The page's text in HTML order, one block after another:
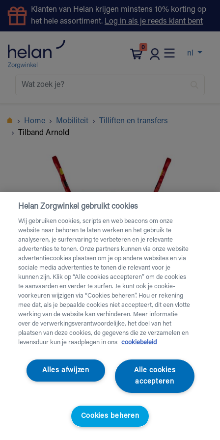
Klanten van Helan krijgen minstens 10% korting op
het hele assortiment. Log in als je reeds klant bent
0
nl
Home Mobiliteit
Tilliften en transfers
Tilband Arnold
Rebotec
Tilband Arnold
REBOTEC Tilband Arnold met toiletuitsparing
Helan Zorgwinkel gebruikt cookies
Wij gebruiken cookies, scripts en web beacons om onze
website naar behoren te laten werken en het gebruik te
analyseren, je surfervaring te verbeteren en je relevante
advertenties te tonen. Onze partners kunnen via onze website
advertentiecookies plaatsen om je op andere websites en via
sociale media advertenties te tonen die relevant voor je
kunnen zijn. Klik op “Alle cookies accepteren” om de cookies
te aanvaarden en verder te surfen. Je kunt ook je cookie-
voorkeuren wijzigen via “Cookies beheren”. Hou er rekening
mee dat, als je bepaalde cookies niet accepteert, dit een vlotte
werking van de website kan verhinderen. Meer informatie
over de verwerkingsverantwoordelijke, het doel van het
plaatsen van deze cookies, de gegevens die ze verzamelen en
levensduur kun je raadplegen in ons
cookiebeleid
Alle cookies
accepteren
Alles afwijzen
Cookies beheren